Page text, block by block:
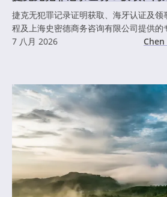
捷克无犯罪记录证明获取、海牙认证及
程及上海史密德商务咨询有限公司提供
7 八月 2026